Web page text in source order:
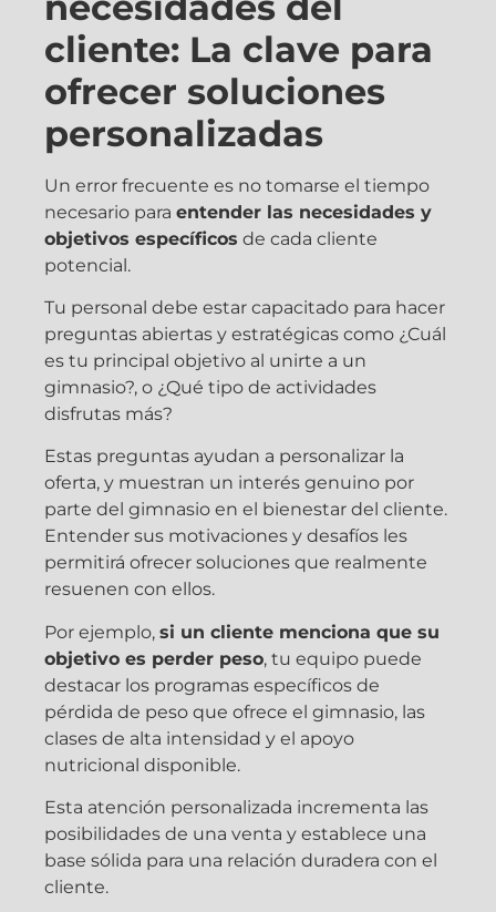
cliente: La clave para
ofrecer soluciones
personalizadas
Un error frecuente es no tomarse el tiempo
necesario para entender las necesidades y
objetivos específicos de cada cliente
potencial.
Tu personal debe estar capacitado para hacer
preguntas abiertas y estratégicas como ¿Cuál
es tu principal objetivo al unirte a un
gimnasio?, o ¿Qué tipo de actividades
disfrutas más?
Estas preguntas ayudan a personalizar la
oferta, y muestran un interés genuino por
parte del gimnasio en el bienestar del cliente.
Entender sus motivaciones y desafíos les
permitirá ofrecer soluciones que realmente
resuenen con ellos.
Por ejemplo, si un cliente menciona que su
objetivo es perder peso, tu equipo puede
destacar los programas específicos de
pérdida de peso que ofrece el gimnasio, las
clases de alta intensidad y el apoyo
nutricional disponible.
Esta atención personalizada incrementa las
posibilidades de una venta y establece una
base sólida para una relación duradera con el
cliente.